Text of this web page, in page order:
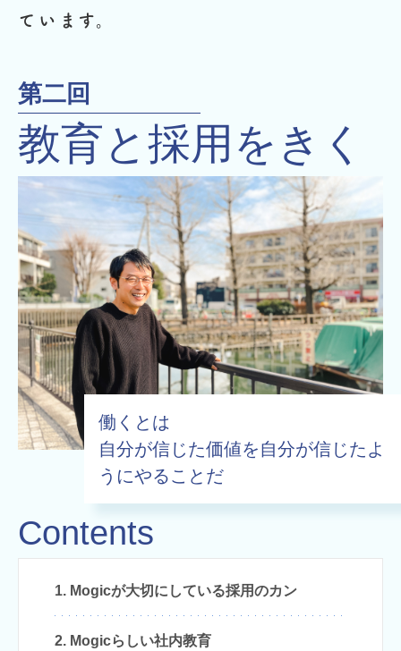
ています。
第二回
教育と採用をきく
働くとは
自分が信じた価値を自分が信じたよ
うにやることだ
Contents
1. Mogicが大切にしている採用のカン
2. Mogicらしい社内教育